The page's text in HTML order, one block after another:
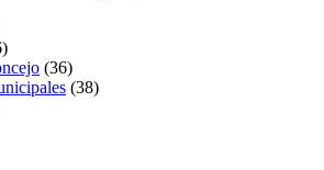
(36)
(38)